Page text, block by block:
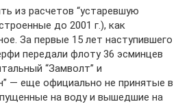
из расчетов “устаревшую
до 2001 г.), как
За первые 15 лет наступившего
передали флоту 36 эсминцев
“Замволт” и
— еще официально не принятые в
на воду и вышедшие на